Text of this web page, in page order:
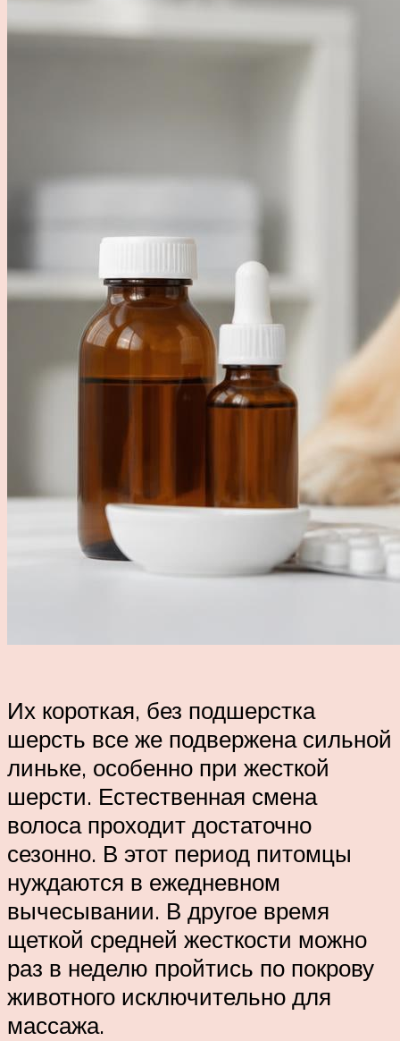
Их короткая, без подшерстка
шерсть все же подвержена сильной
линьке, особенно при жесткой
шерсти. Естественная смена
волоса проходит достаточно
сезонно. В этот период питомцы
нуждаются в ежедневном
вычесывании. В другое время
щеткой средней жесткости можно
раз в неделю пройтись по покрову
животного исключительно для
массажа.